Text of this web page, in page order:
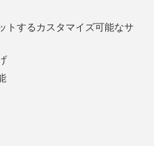
トするカスタマイズ可能なサ